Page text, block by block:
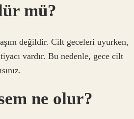
mü?
değildir. Cilt geceleri uyurken,
vardır. Bu nedenle, gece cilt
ne olur?